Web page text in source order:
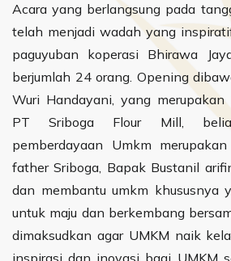
Acara yang berlangsung pada
telah menjadi wadah yang
paguyuban koperasi Bhirawa
berjumlah 24 orang. Opening
Wuri Handayani, yang
PT Sriboga Flour Mill,
pemberdayaan Umkm
father Sriboga, Bapak Bustanil
dan membantu umkm khususnya
untuk maju dan berkembang
dimaksudkan agar UMKM naik